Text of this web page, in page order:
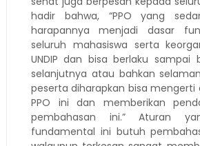
hadir bahwa, “PPO yang
harapannya menjadi dasar
seluruh mahasiswa serta
UNDIP dan bisa berlaku sampai
selanjutnya atau bahkan
peserta diharapkan bisa
PPO ini dan memberikan
pembahasan ini.” Aturan
fundamental ini butuh